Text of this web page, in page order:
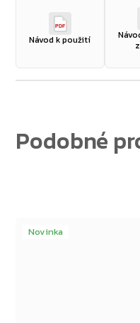
PDF
Návod k použití
Novinka